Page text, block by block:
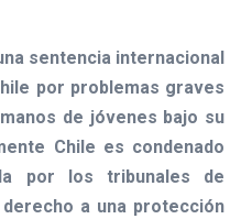
sentencia internacional
por problemas graves
de jóvenes bajo su
Chile es condenado
por los tribunales de
a una protección